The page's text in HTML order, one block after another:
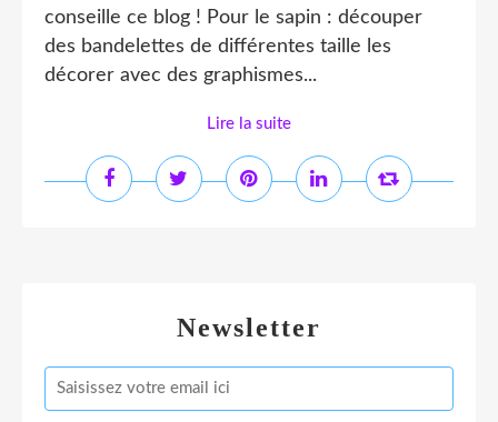
conseille ce blog ! Pour le sapin : découper
des bandelettes de différentes taille les
décorer avec des graphismes...
Lire la suite
Newsletter